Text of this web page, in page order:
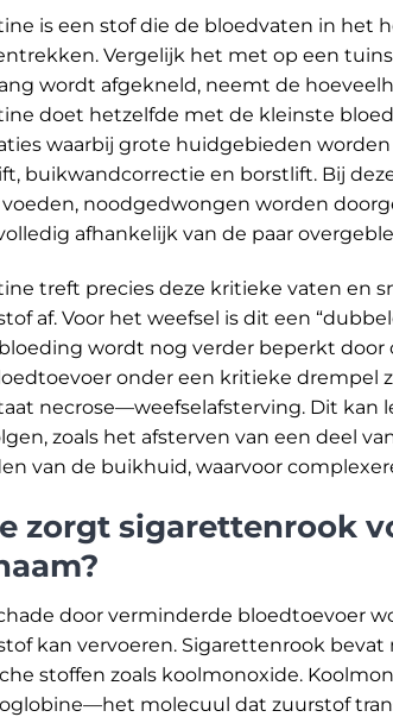
is een stof die de bloedvaten in het
Vergelijk het met op een
wordt afgekneld, neemt de
doet hetzelfde met de kleinste
waarbij grote huidgebieden
buikwandcorrectie en borstlift. Bij
noodgedwongen worden
afhankelijk van de paar
treft precies deze kritieke vaten en
af. Voor het weefsel is dit een
wordt nog verder beperkt door
onder een kritieke drempel
necrose—weefselafsterving. Dit kan
zoals het afsterven van een deel
van de buikhuid, waarvoor
zorgt sigarettenrook
door verminderde bloedtoevoer
kan vervoeren. Sigarettenrook
stoffen zoals koolmonoxide.
molecuul dat zuurstof